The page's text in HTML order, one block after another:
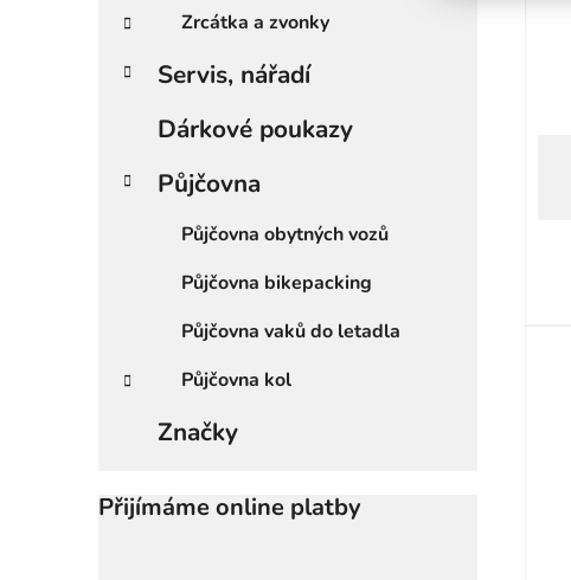
Zrcátka a zvonky
Servis, nářadí
Dárkové poukazy
Půjčovna
Půjčovna obytných vozů
Půjčovna bikepacking
Půjčovna vaků do letadla
Půjčovna kol
Značky
Přijímáme online platby